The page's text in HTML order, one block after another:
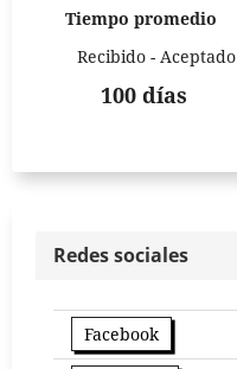
Tiempo promedio
Recibido - Aceptado
100 días
Redes sociales
Facebook